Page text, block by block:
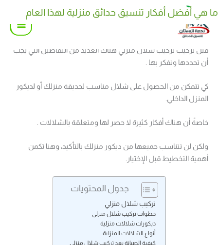
إلى
المحتوى
قبل تركيب تركيب شلال منزلي هناك العديد من التفاصيل التي يجب
أن تحددها وتفكر بها .
كي تتمكن من الحصول على شلال مناسب لحديقة منزلك أو لديكور
المنزل الداخلي.
خاصةً أن هناك أفكار كثيرة لا حصر لها ومتعلقة بالشلالات .
ولكن لن تتناسب جميعها من ديكور منزلك بالتأكيد، وهنا تكمن
أهمية التخطيط قبل الإختيار.
جدول المحتويات
تركيب شلال منزلي
خطوات تركيب شلال منزلي
ديكورات شلالات منزلية
أنواع الشلالات المنزلية
كيفية الصيانة بعد تركيب شلال منزلي
كيف تختار نوع نوافير وشلالات منزلية مناسب لحديقتك
ما هي أفضل أفكار تنسيق حدائق منزلية لهذا العام